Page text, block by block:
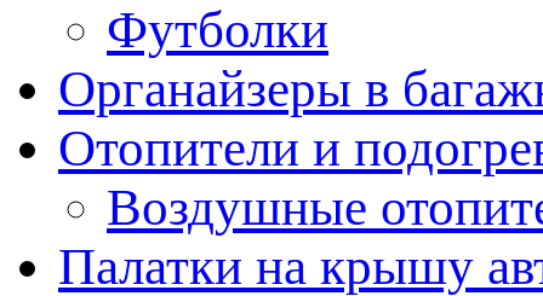
Футболки
Органайзеры в
Отопители и
Воздушные
Палатки на крышу